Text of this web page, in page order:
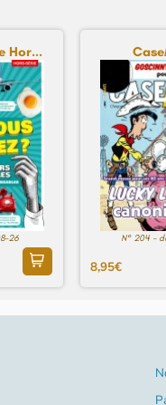
Hor...
26 N° 204 -
8,95€